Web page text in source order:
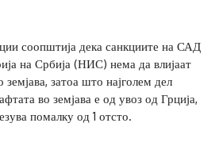
соопштија дека санкциите на САД
на Србија (НИС) нема да влијаат
затоа што најголем дел
во земјава е од увоз од Грција,
помалку од 1 отсто.